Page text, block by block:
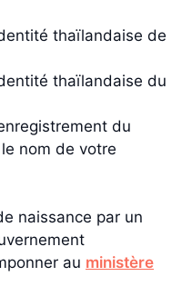
thaïlandaise de
thaïlandaise du
du
nom de votre
naissance par un
au ministère